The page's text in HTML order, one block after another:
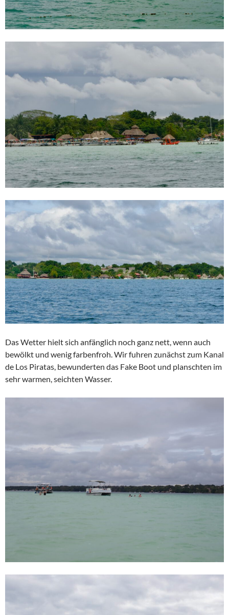
Das Wetter hielt sich anfänglich noch ganz nett, wenn auch
bewölkt und wenig farbenfroh. Wir fuhren zunächst zum Kanal
de Los Piratas, bewunderten das Fake Boot und planschten im
sehr warmen, seichten Wasser.